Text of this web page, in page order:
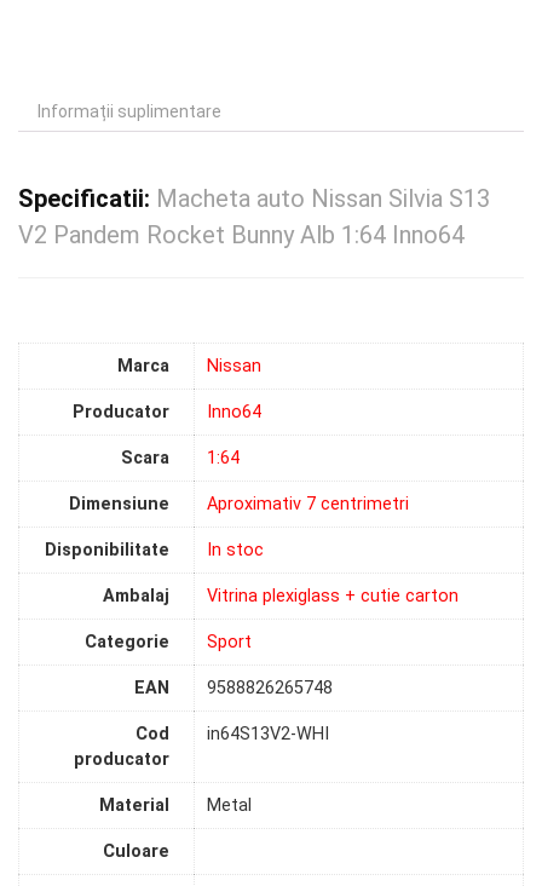
Informații suplimentare
Specificatii: Macheta auto Nissan Silvia S13
V2 Pandem Rocket Bunny Alb 1:64 Inno64
Marca Nissan
Producator Inno64
Scara 1:64
Dimensiune Aproximativ 7 centrimetri
Disponibilitate In stoc
Ambalaj Vitrina plexiglass + cutie carton
Categorie Sport
EAN 9588826265748
Cod
producator
in64S13V2-WHI
Material Metal
Culoare